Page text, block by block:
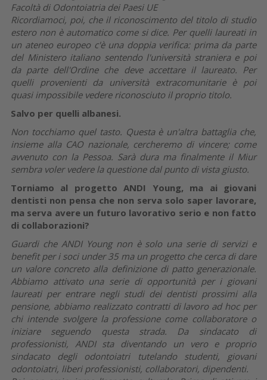
Facoltà di Odontoiatria dei Paesi UE
Ricordiamoci, poi, che il riconoscimento del titolo di studio
estero non è automatico come si dice. Per quelli laureati in
un ateneo europeo c'è una doppia verifica: prima da parte
del Ministero italiano sentendo l'università straniera e poi
da parte dell'Ordine che deve accettare il laureato. Per
quelli provenienti da università extracomunitarie è poi
quasi impossibile vedere riconosciuto il proprio titolo.
Salvo per quelli albanesi.
Non tocchiamo quel tasto. Questa è un'altra battaglia che,
insieme alla CAO nazionale, cercheremo di vincere; come
avvenuto con la Pessoa. Sarà dura ma finalmente il Miur
sembra voler vedere la questione dal punto di vista giusto.
Torniamo al progetto ANDI Young, ma ai giovani
dentisti non pensa che non serva solo saper lavorare,
ma serva avere un futuro lavorativo serio e non fatto
di collaborazioni?
Guardi che ANDI Young non è solo una serie di servizi e
benefit per i soci under 35 ma un progetto che cerca di dare
un valore concreto alla definizione di patto generazionale.
Abbiamo attivato una serie di opportunità per i giovani
laureati per entrare negli studi dei dentisti prossimi alla
pensione, abbiamo realizzato contratti di lavoro ad hoc per
chi intende svolgere la professione come collaboratore o
iniziare seguendo questa strada. Da sindacato di
professionisti, ANDI sta diventando un vero e proprio
sindacato degli odontoiatri tutelando studenti, giovani
odontoiatri, liberi professionisti, collaboratori, dipendenti.